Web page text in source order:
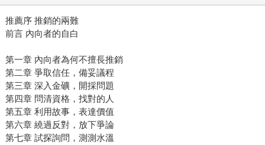
推薦序 推銷的兩難
前言 內向者的自白
第一章 內向者為何不擅長推銷
第二章 爭取信任，備妥議程
第三章 深入金礦，開採問題
第四章 問清資格，找對的人
第五章 利用故事，表達價值
第六章 繞過反對，放下爭論
第七章 試探詢問，測測水溫